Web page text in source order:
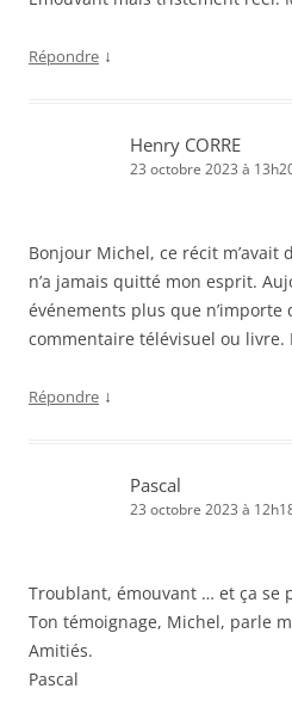
Répondre ↓
Henry CORRE
23 octobre 2023 à
Bonjour Michel, ce récit m’avait
n’a jamais quitté mon esprit.
événements plus que
commentaire télévisuel ou livre.
Répondre ↓
Pascal
23 octobre 2023 à
Troublant, émouvant … et ça se
Ton témoignage, Michel, parle
Amitiés.
Pascal